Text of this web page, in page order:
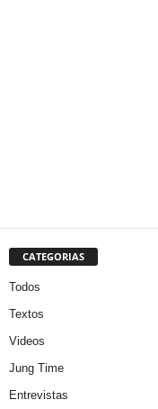
CATEGORIAS
Todos
Textos
Videos
Jung Time
Entrevistas